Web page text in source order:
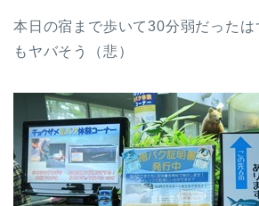
本日の宿まで歩いて30分弱だった
もヤバそう（悲）